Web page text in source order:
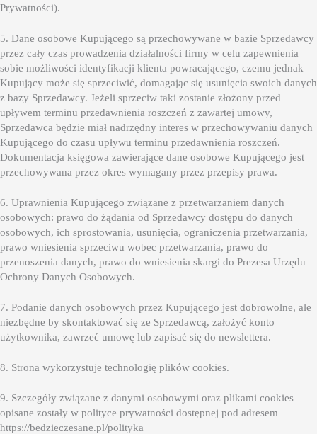
Prywatności).
5. Dane osobowe Kupującego są przechowywane w bazie Sprzedawcy
przez cały czas prowadzenia działalności firmy w celu zapewnienia
sobie możliwości identyfikacji klienta powracającego, czemu jednak
Kupujący może się sprzeciwić, domagając się usunięcia swoich danych
z bazy Sprzedawcy. Jeżeli sprzeciw taki zostanie złożony przed
upływem terminu przedawnienia roszczeń z zawartej umowy,
Sprzedawca będzie miał nadrzędny interes w przechowywaniu danych
Kupującego do czasu upływu terminu przedawnienia roszczeń.
Dokumentacja księgowa zawierające dane osobowe Kupującego jest
przechowywana przez okres wymagany przez przepisy prawa.
6. Uprawnienia Kupującego związane z przetwarzaniem danych
osobowych: prawo do żądania od Sprzedawcy dostępu do danych
osobowych, ich sprostowania, usunięcia, ograniczenia przetwarzania,
prawo wniesienia sprzeciwu wobec przetwarzania, prawo do
przenoszenia danych, prawo do wniesienia skargi do Prezesa Urzędu
Ochrony Danych Osobowych.
7. Podanie danych osobowych przez Kupującego jest dobrowolne, ale
niezbędne by skontaktować się ze Sprzedawcą, założyć konto
użytkownika, zawrzeć umowę lub zapisać się do newslettera.
8. Strona wykorzystuje technologię plików cookies.
9. Szczegóły związane z danymi osobowymi oraz plikami cookies
opisane zostały w polityce prywatności dostępnej pod adresem
https://bedzieczesane.pl/polityka